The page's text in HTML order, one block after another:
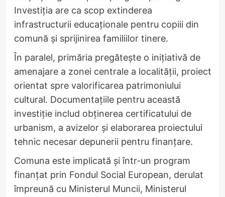
Investiția are ca scop extinderea
infrastructurii educaționale pentru copiii din
comună și sprijinirea familiilor tinere.
În paralel, primăria pregătește o inițiativă de
amenajare a zonei centrale a localității, proiect
orientat spre valorificarea patrimoniului
cultural. Documentațiile pentru această
investiție includ obținerea certificatului de
urbanism, a avizelor și elaborarea proiectului
tehnic necesar depunerii pentru finanțare.
Comuna este implicată și într-un program
finanțat prin Fondul Social European, derulat
împreună cu Ministerul Muncii, Ministerul